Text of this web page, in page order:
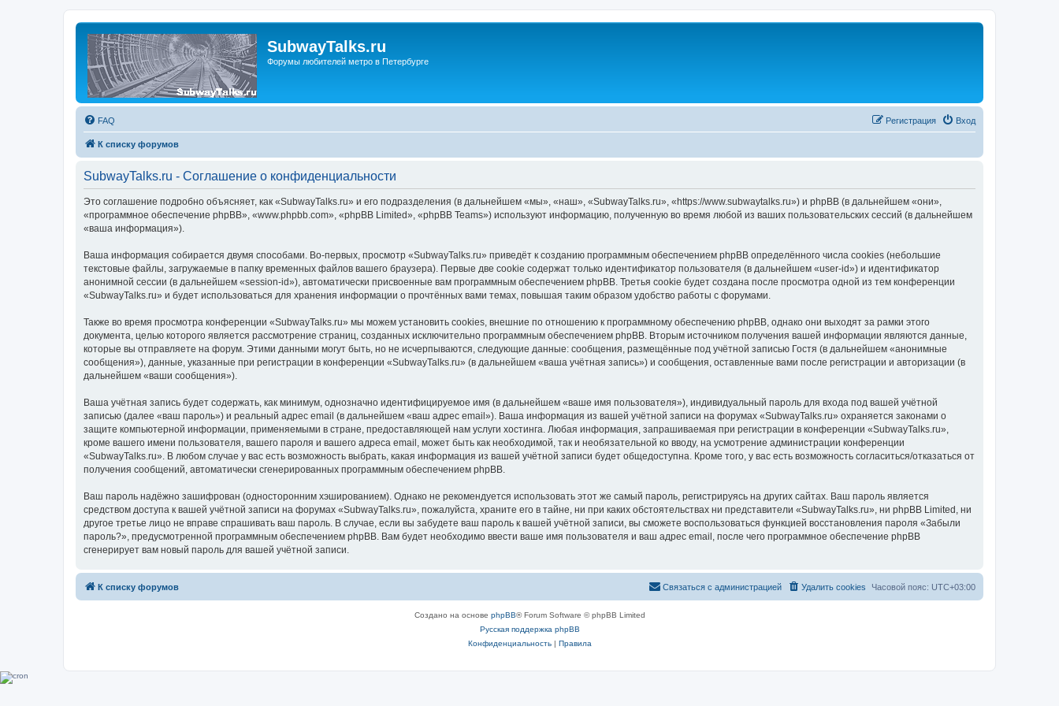
SubwayTalks.ru
Форумы любителей метро в Петербурге
FAQ Вход
Регистрация
К списку форумов
SubwayTalks.ru - Соглашение о конфиденциальности
Это соглашение подробно объясняет, как «SubwayTalks.ru» и его подразделения (в дальнейшем «мы», «наш», «SubwayTalks.ru», «https://www.subwaytalks.ru») и phpBB (в дальнейшем «они»,
«программное обеспечение phpBB», «www.phpbb.com», «phpBB Limited», «phpBB Teams») используют информацию, полученную во время любой из ваших пользовательских сессий (в дальнейшем
«ваша информация»).
Ваша информация собирается двумя способами. Во-первых, просмотр «SubwayTalks.ru» приведёт к созданию программным обеспечением phpBB определённого числа cookies (небольшие
текстовые файлы, загружаемые в папку временных файлов вашего браузера). Первые две cookie содержат только идентификатор пользователя (в дальнейшем «user-id») и идентификатор
анонимной сессии (в дальнейшем «session-id»), автоматически присвоенные вам программным обеспечением phpBB. Третья cookie будет создана после просмотра одной из тем конференции
«SubwayTalks.ru» и будет использоваться для хранения информации о прочтённых вами темах, повышая таким образом удобство работы с форумами.
Также во время просмотра конференции «SubwayTalks.ru» мы можем установить cookies, внешние по отношению к программному обеспечению phpBB, однако они выходят за рамки этого
документа, целью которого является рассмотрение страниц, созданных исключительно программным обеспечением phpBB. Вторым источником получения вашей информации являются данные,
которые вы отправляете на форум. Этими данными могут быть, но не исчерпываются, следующие данные: сообщения, размещённые под учётной записью Гостя (в дальнейшем «анонимные
сообщения»), данные, указанные при регистрации в конференции «SubwayTalks.ru» (в дальнейшем «ваша учётная запись») и сообщения, оставленные вами после регистрации и авторизации (в
дальнейшем «ваши сообщения»).
Ваша учётная запись будет содержать, как минимум, однозначно идентифицируемое имя (в дальнейшем «ваше имя пользователя»), индивидуальный пароль для входа под вашей учётной
записью (далее «ваш пароль») и реальный адрес email (в дальнейшем «ваш адрес email»). Ваша информация из вашей учётной записи на форумах «SubwayTalks.ru» охраняется законами о
защите компьютерной информации, применяемыми в стране, предоставляющей нам услуги хостинга. Любая информация, запрашиваемая при регистрации в конференции «SubwayTalks.ru»,
кроме вашего имени пользователя, вашего пароля и вашего адреса email, может быть как необходимой, так и необязательной ко вводу, на усмотрение администрации конференции
«SubwayTalks.ru». В любом случае у вас есть возможность выбрать, какая информация из вашей учётной записи будет общедоступна. Кроме того, у вас есть возможность согласиться/отказаться от
получения сообщений, автоматически сгенерированных программным обеспечением phpBB.
Ваш пароль надёжно зашифрован (односторонним хэшированием). Однако не рекомендуется использовать этот же самый пароль, регистрируясь на других сайтах. Ваш пароль является
средством доступа к вашей учётной записи на форумах «SubwayTalks.ru», пожалуйста, храните его в тайне, ни при каких обстоятельствах ни представители «SubwayTalks.ru», ни phpBB Limited, ни
другое третье лицо не вправе спрашивать ваш пароль. В случае, если вы забудете ваш пароль к вашей учётной записи, вы сможете воспользоваться функцией восстановления пароля «Забыли
пароль?», предусмотренной программным обеспечением phpBB. Вам будет необходимо ввести ваше имя пользователя и ваш адрес email, после чего программное обеспечение phpBB
сгенерирует вам новый пароль для вашей учётной записи.
К списку форумов Часовой пояс: UTC+03:00
Удалить cookies
Связаться с администрацией
Создано на основе phpBB® Forum Software © phpBB Limited
Русская поддержка phpBB
Конфиденциальность| Правила